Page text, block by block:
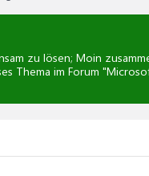
zu lösen; Moin
Thema im Forum "